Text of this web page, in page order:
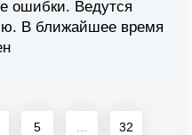
ошибки. Ведутся
В ближайшее время
5 32